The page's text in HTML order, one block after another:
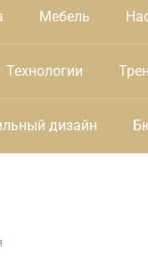
Мебель
Технологии
дизайн